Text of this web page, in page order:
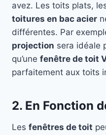
avez. Les toits plats,
toitures en bac acier
différentes. Par
projection sera idéale
qu’une fenêtre de toit
parfaitement aux toits
2. En Fonction
Les fenêtres de toit